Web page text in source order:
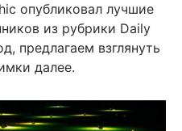
опубликовал лучшие
из рубрики Daily
предлагаем взглянуть
далее.